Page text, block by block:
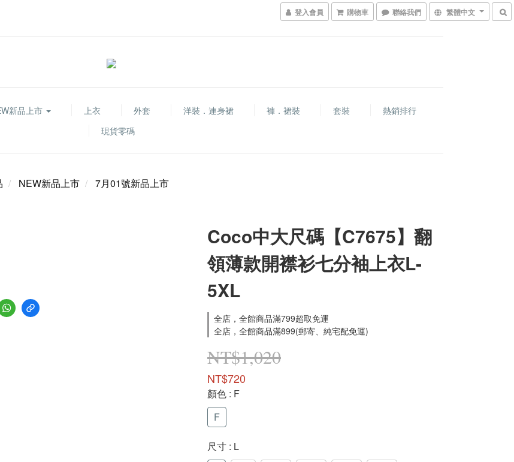
登入會員 購物車 聯絡我們 繁體中文
新品上市 上衣 外套 洋裝．連身裙 褲．裙裝 套裝
熱銷排行
現貨零碼
NEW新品上市 7月01號新品上市
Coco中大尺碼【C7675】翻
領薄款開襟衫七分袖上衣L-
5XL
全店，全館商品滿799超取免運
全店，全館商品滿899(郵寄、純宅配免運)
NT$1,020
NT$720
顏色 : F
F
尺寸 : L